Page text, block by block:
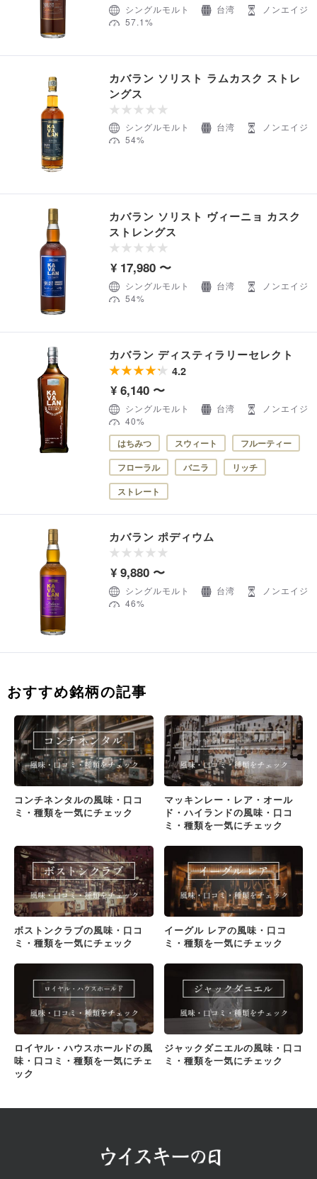
シングルモルト 台湾
ノンエイジ
57.1%
カバラン ソリスト ラムカスク ストレ
ングス
シングルモルト 台湾
ノンエイジ
54%
カバラン ソリスト ヴィーニョ カスク
ストレングス
¥ 17,980 〜
シングルモルト 台湾
ノンエイジ
54%
カバラン ディスティラリーセレクト
4.2
¥ 6,140 〜
シングルモルト 台湾
ノンエイジ
40%
はちみつ スウィート
フルーティー
フローラル
バニラ
リッチ
ストレート
カバラン ポディウム
¥ 9,880 〜
シングルモルト 台湾
ノンエイジ
46%
おすすめ銘柄の記事
コンチネンタルの風味・口コ
ミ・種類を一気にチェック
マッキンレー・レア・オール
ド・ハイランドの風味・口コ
ミ・種類を一気にチェック
ボストンクラブの風味・口コ
ミ・種類を一気にチェック
イーグル レアの風味・口コ
ミ・種類を一気にチェック
ロイヤル・ハウスホールドの風
味・口コミ・種類を一気にチェ
ック
ジャックダニエルの風味・口コ
ミ・種類を一気にチェック